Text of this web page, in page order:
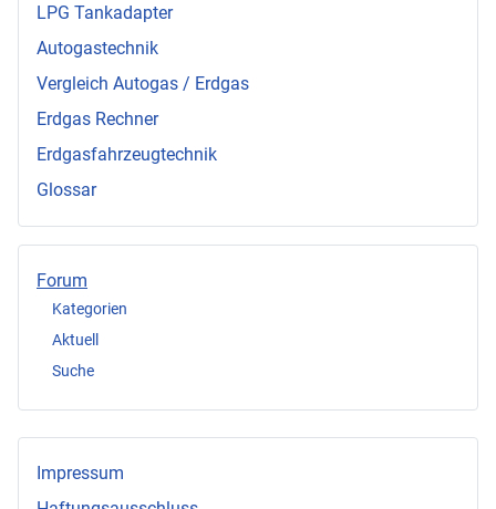
LPG Tankadapter
Autogastechnik
Vergleich Autogas / Erdgas
Erdgas Rechner
Erdgasfahrzeugtechnik
Glossar
Forum
Kategorien
Aktuell
Suche
Impressum